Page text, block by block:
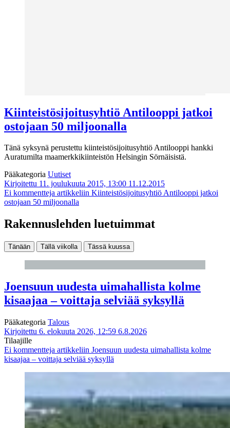
Kiinteistö­sijoitusyhtiö Antilooppi jatkoi
ostojaan 50 miljoonalla
Tänä syksynä perustettu kiinteistösijoitusyhtiö Antilooppi hankki
Auratumilta maamerkkikiinteistön Helsingin Sörnäisistä.
Pääkategoria Uutiset
Kirjoitettu 11. joulukuuta 2015, 13:00 11.12.2015
Ei kommentteja artikkeliin Kiinteistö­sijoitusyhtiö Antilooppi jatkoi
ostojaan 50 miljoonalla
Rakennuslehden luetuimmat
Tänään Tällä viikolla Tässä kuussa
Joensuun uudesta uimahallista kolme
kisaajaa – voittaja selviää syksyllä
Pääkategoria Talous
Kirjoitettu 6. elokuuta 2026, 12:59 6.8.2026
Tilaajille
Ei kommentteja artikkeliin Joensuun uudesta uimahallista kolme
kisaajaa – voittaja selviää syksyllä